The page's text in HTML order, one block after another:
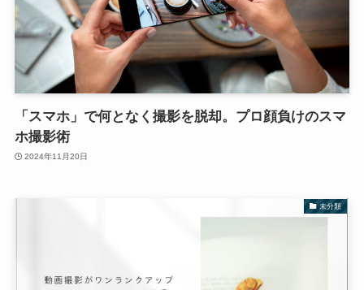
「スマホ」で何となく撮影を脱却。プロ顔負けのスマ
ホ撮影術
2024年11月20日
未分類